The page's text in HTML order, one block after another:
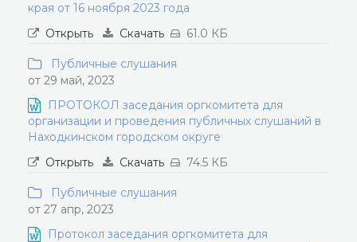
края от 16 ноября 2023 года
Открыть
Скачать 61.0 КБ
Публичные слушания
от 29 май, 2023
ПРОТОКОЛ заседания оргкомитета для
организации и проведения публичных слушаний в
Находкинском городском округе
Открыть
Скачать 74.5 КБ
Публичные слушания
от 27 апр, 2023
Протокол заседания оргкомитета для